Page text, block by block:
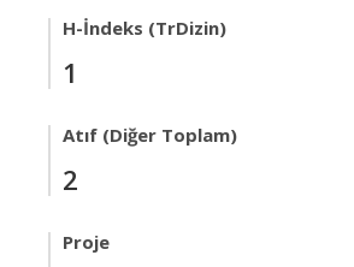
H-İndeks (TrDizin)
1
Atıf (Diğer Toplam)
2
Proje